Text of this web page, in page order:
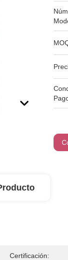
Certificación: